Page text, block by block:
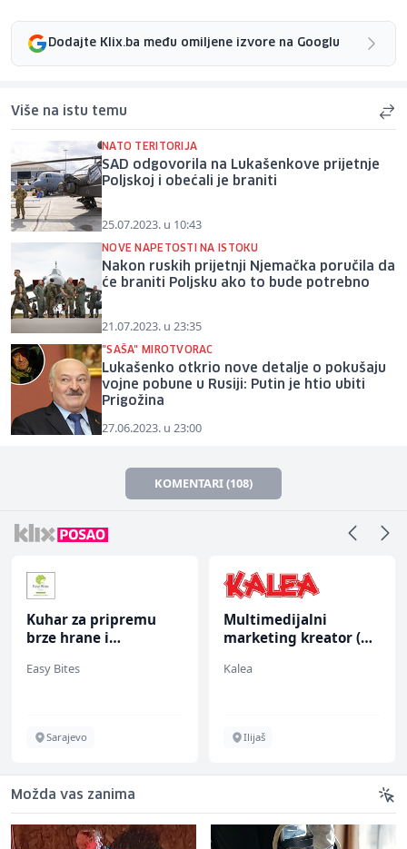
Dodajte Klix.ba među omiljene izvore na Googlu
Više na istu temu
NATO TERITORIJA
SAD odgovorila na Lukašenkove prijetnje
Poljskoj i obećali je braniti
25.07.2023. u 10:43
NOVE NAPETOSTI NA ISTOKU
Nakon ruskih prijetnji Njemačka poručila da
će braniti Poljsku ako to bude potrebno
21.07.2023. u 23:35
"SAŠA" MIROTVORAC
Lukašenko otkrio nove detalje o pokušaju
vojne pobune u Rusiji: Putin je htio ubiti
Prigožina
27.06.2023. u 23:00
KOMENTARI (108)
Kuhar za pripremu
brze hrane i
ž)
Easy Bites
Sarajevo
Multimedijalni
marketing kreator (m/
Kalea
Ilijaš
Možda vas zanima